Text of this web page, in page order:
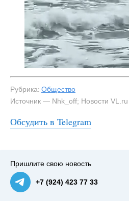
Рубрика: Общество
Источник — Nhk_off; Новости VL.ru
Обсудить в Telegram
Пришлите свою новость
+7 (924) 423 77 33